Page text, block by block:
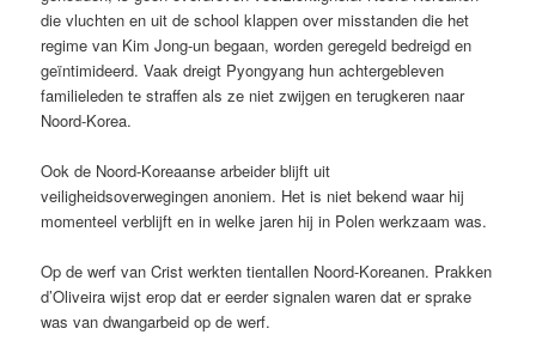
die vluchten en uit de school klappen over misstanden die het
regime van Kim Jong-un begaan, worden geregeld bedreigd en
geïntimideerd. Vaak dreigt Pyongyang hun achtergebleven
familieleden te straffen als ze niet zwijgen en terugkeren naar
Noord-Korea.
Ook de Noord-Koreaanse arbeider blijft uit
veiligheidsoverwegingen anoniem. Het is niet bekend waar hij
momenteel verblijft en in welke jaren hij in Polen werkzaam was.
Op de werf van Crist werkten tientallen Noord-Koreanen. Prakken
d’Oliveira wijst erop dat er eerder signalen waren dat er sprake
was van dwangarbeid op de werf.